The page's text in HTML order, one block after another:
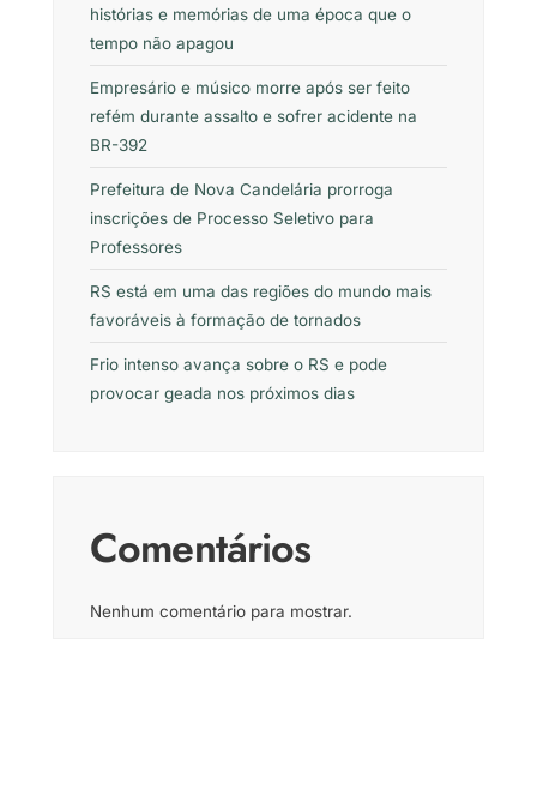
histórias e memórias de uma época que o
tempo não apagou
Empresário e músico morre após ser feito
refém durante assalto e sofrer acidente na
BR-392
Prefeitura de Nova Candelária prorroga
inscrições de Processo Seletivo para
Professores
RS está em uma das regiões do mundo mais
favoráveis à formação de tornados
Frio intenso avança sobre o RS e pode
provocar geada nos próximos dias
Comentários
Nenhum comentário para mostrar.